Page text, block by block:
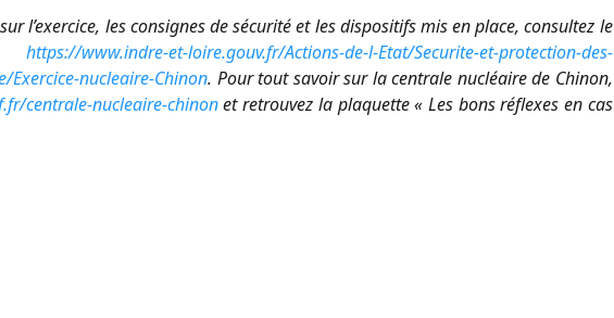
l’exercice, les consignes de sécurité et les dispositifs mis en place, consultez le
: https://www.indre-et-loire.gouv.fr/Actions-de-l-Etat/Securite-et-protection-des-
Exercice-nucleaire-Chinon. Pour tout savoir sur la centrale nucléaire de Chinon,
centrale-nucleaire-chinonet retrouvez la plaquette « Les bons réflexes en cas